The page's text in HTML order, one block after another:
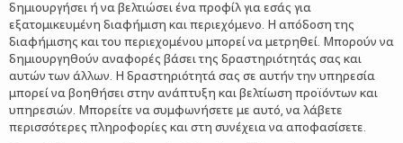
δημιουργήσει ή να βελτιώσει ένα προφίλ για εσάς για
εξατομικευμένη διαφήμιση και περιεχόμενο. Η απόδοση της
διαφήμισης και του περιεχομένου μπορεί να μετρηθεί. Μπορούν να
δημιουργηθούν αναφορές βάσει της δραστηριότητάς σας και
αυτών των άλλων. Η δραστηριότητά σας σε αυτήν την υπηρεσία
μπορεί να βοηθήσει στην ανάπτυξη και βελτίωση προϊόντων και
υπηρεσιών. Μπορείτε να συμφωνήσετε με αυτό, να λάβετε
περισσότερες πληροφορίες και στη συνέχεια να αποφασίσετε.